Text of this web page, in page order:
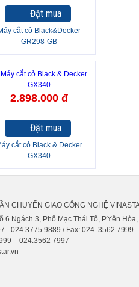
Đặt mua
cắt cỏ Black&Decker
GR298-GB
2.898.000 đ
Đặt mua
cắt cỏ Black & Decker
GX340
CHUYỂN GIAO CÔNG NGHỆ
6 Ngách 3, Phố Mạc Thái Tổ, P.Yên
- 024.3775 9889 / Fax: 024. 3562 7999
– 024.3562 7997